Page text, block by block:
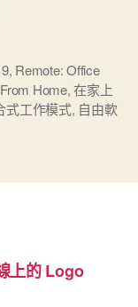
”
, Remote: Office
Home,在家上
式工作模式, 自由軟
上的 Logo